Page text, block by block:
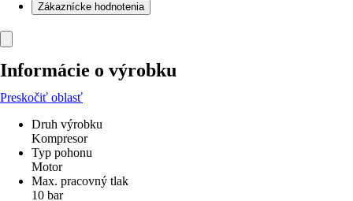
Zákaznícke hodnotenia
Informácie o výrobku
Preskočiť oblasť
Druh výrobku
Kompresor
Typ pohonu
Motor
Max. pracovný tlak
10 bar